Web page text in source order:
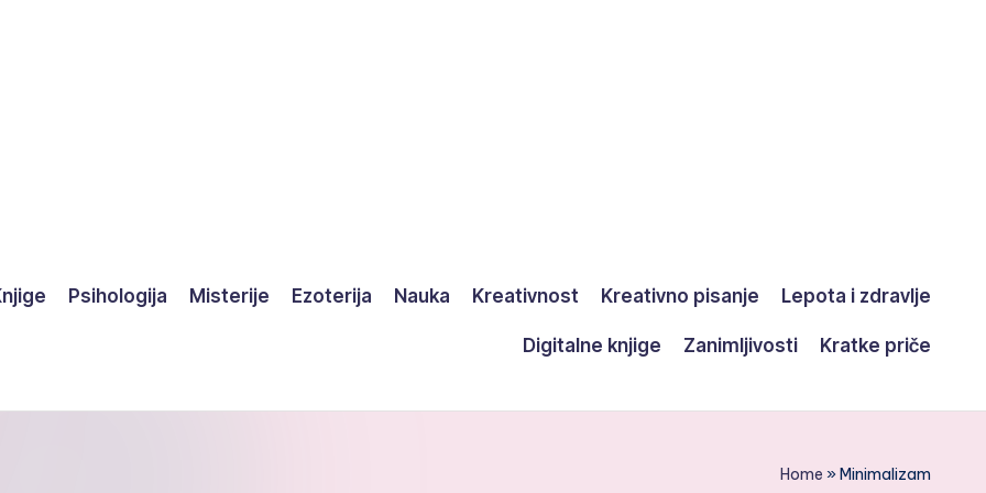
Psihologija Misterije Ezoterija Nauka Kreativnost Kreativno pisanje Lepota i zdravlje
Digitalne knjige Zanimljivosti Kratke priče
Home »Minimalizam